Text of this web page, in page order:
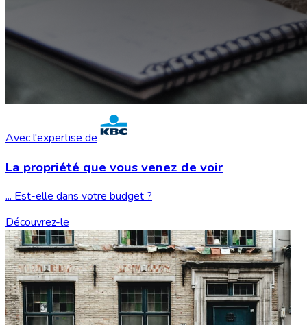
Avec l'expertise de
La propriété que vousvenez de voir
... Est-elle dans votre budget ?
Découvrez-le